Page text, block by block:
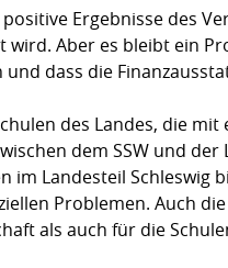
Ergebnisse des
Aber es bleibt ein
dass die
des Landes, die
dem SSW und
im Landesteil
Problemen. Auch
als auch für die